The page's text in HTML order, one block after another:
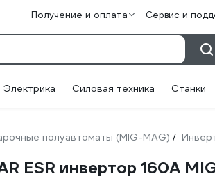
Получение и оплата Сервис и
Электрика Силовая техника Станки
полуавтоматы (MIG-MAG) /
ESR инвертор 160А